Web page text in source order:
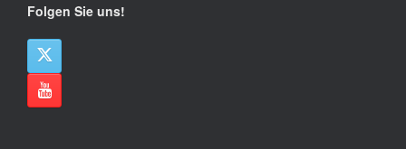
Folgen Sie uns!